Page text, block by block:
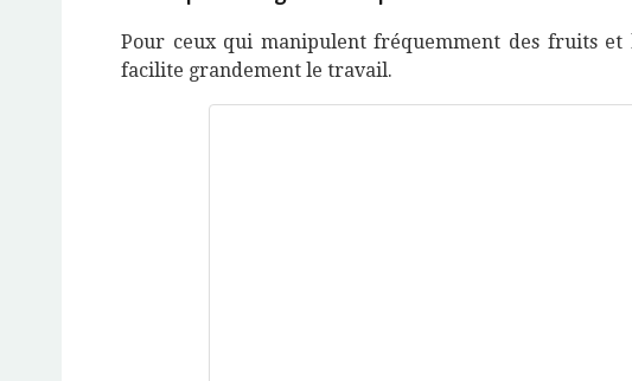
Pour ceux qui manipulent fréquemment des fruits et
facilite grandement le travail.